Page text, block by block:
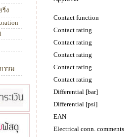
ริ่ง
รรม
Contact function
Contact rating
Contact rating
Contact rating
Contact rating
Contact rating
Differential [bar]
Differential [psi]
EAN
Electrical conn. comments